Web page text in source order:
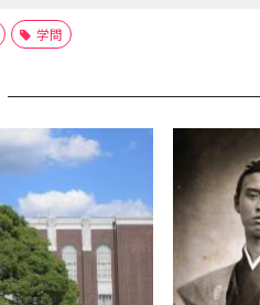
学問